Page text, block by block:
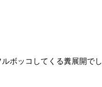
ボッコしてくる糞展開でし